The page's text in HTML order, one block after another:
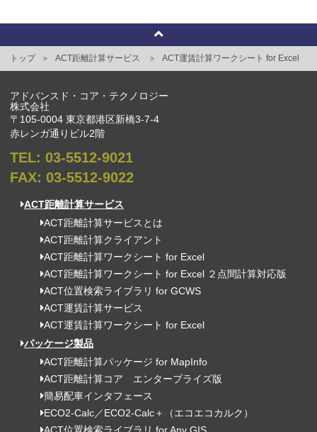
トップ ACT距離計算サービス ACT運賃計算ワークシート for Excel
アドバンスド・コア・テクノロジー
株式会社
〒105-0004 東京都港区新橋3-7-4
赤レンガ通りビル2階
TEL: 03-5512-9021
FAX: 03-5512-9022
ACT距離計算サービス
ACT距離計算サービスとは
ACT距離計算クライアント
ACT距離計算ワークシート for Excel
ACT距離計算ワークシート for Excel ２点間計算対応版
ACT位置検索ライブラリ for GCWS
ACT運賃計算サービス
ACT運賃計算ワークシート for Excel
パッケージ製品
ACT距離計算パッケージ for MapInfo
ACT距離計算コア エンタープライズ版
簡易配車インタフェース
ECO2-Calc／ECO2-Calc＋（エコエコカルク）